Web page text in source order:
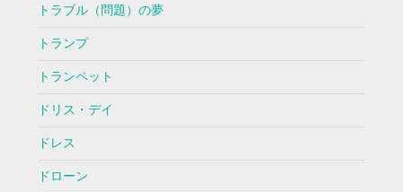
トラブル（問題）の夢
トランプ
トランペット
ドリス・デイ
ドレス
ドローン